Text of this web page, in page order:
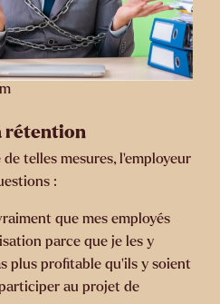
rétention
telles mesures, l’employeur
:
que mes employés
parce que je les y
plus profitable qu’ils y soient
au projet de